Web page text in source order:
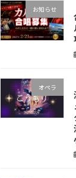
お知らせ
オペラ